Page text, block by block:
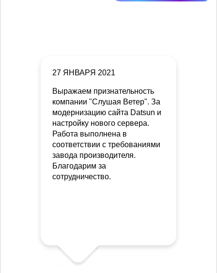
27 ЯНВАРЯ 2021
Выражаем признательность
компании "Слушая Ветер". За
модернизацию сайта Datsun и
настройку нового сервера.
Работа выполнена в
соответствии с требованиями
завода производителя.
Благодарим за
сотрудничество.